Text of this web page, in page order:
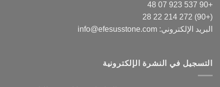
+90 537 923 07 48
(+90) 272 214 22 28
البريد الإلكتروني: info@efesusstone.com
التسجيل في النشرة الإلكترونية